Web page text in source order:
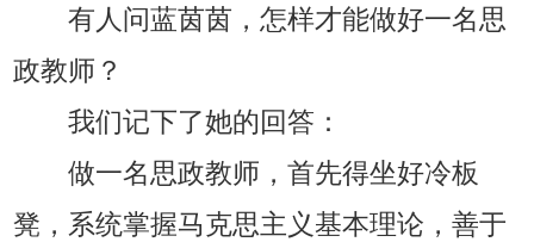
有人问蓝茵茵，怎样才能做好一名思
政教师？
我们记下了她的回答：
做一名思政教师，首先得坐好冷板
凳，系统掌握马克思主义基本理论，善于